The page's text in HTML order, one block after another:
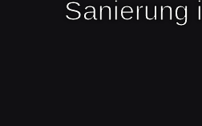
Sanierung